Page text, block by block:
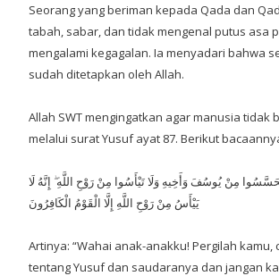
Seorang yang beriman kepada Qada dan
tabah, sabar, dan tidak mengenal putus asa
mengalami kegagalan. Ia menyadari bahwa
sudah ditetapkan oleh Allah.
Allah SWT mengingatkan agar manusia tidak
melalui surat Yusuf ayat 87. Berikut
مِنْ يُوسُفَ وَأَخِيهِ وَلَا تَيْأَسُوا مِنْ رَوْحِ اللَّهِ ۖ إِنَّهُ لَا
يَيْأَسُ مِنْ رَوْحِ اللَّهِ إِلَّا الْقَوْمُ الْكَافِرُونَ
Artinya: “Wahai anak-anakku! Pergilah kamu,
tentang Yusuf dan saudaranya dan jangan